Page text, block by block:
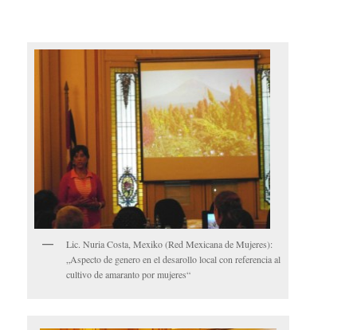
Lic. Nuria Costa, Mexiko (Red Mexicana de Mujeres):
„Aspecto de genero en el desarollo local con referencia al
cultivo de amaranto por mujeres“